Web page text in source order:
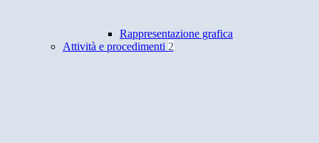
Rappresentazione grafica
Attività e procedimenti 2